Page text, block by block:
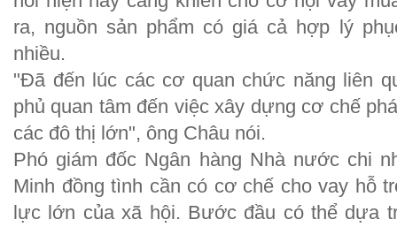
ra, nguồn sản phẩm có giá cả hợp lý
nhiều.
"Đã đến lúc các cơ quan chức năng liên
phủ quan tâm đến việc xây dựng cơ chế
các đô thị lớn", ông Châu nói.
Phó giám đốc Ngân hàng Nhà nước chi
Minh đồng tình cần có cơ chế cho vay hỗ
lực lớn của xã hội. Bước đầu có thể dựa